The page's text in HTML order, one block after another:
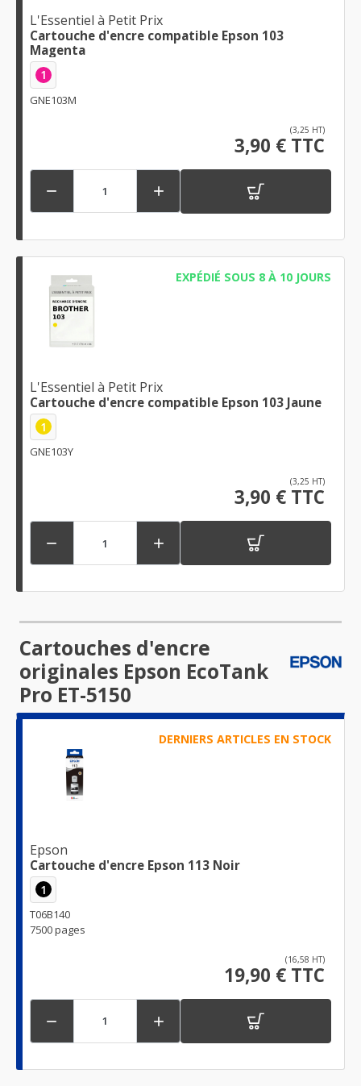
L'Essentiel à Petit Prix
Cartouche d'encre compatible Epson 103
Magenta
1
GNE103M
(3,25 HT)
3,90 € TTC
 
EXPÉDIÉ SOUS 8 À 10 JOURS
L'Essentiel à Petit Prix
Cartouche d'encre compatible Epson 103 Jaune
1
GNE103Y
(3,25 HT)
3,90 € TTC
 
Cartouches d'encre
originales Epson EcoTank
Pro ET-5150
DERNIERS ARTICLES EN STOCK
Epson
Cartouche d'encre Epson 113 Noir
1
T06B140
7500 pages
(16,58 HT)
19,90 € TTC
 